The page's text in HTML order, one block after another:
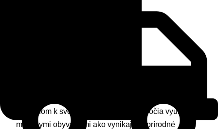
Vzhľadom k svojmu zloženiu je po stáročia využívaná
miestnymi obyvateľmi ako vynikajúce prírodné